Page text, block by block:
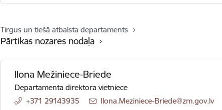
Tirgus un tiešā atbalsta departaments
Pārtikas nozares nodaļa
Ilona Mežiniece-Briede
Departamenta direktora vietniece
+371 29143935
E-pasts:
Ilona.Meziniece-Briede@zm.gov.lv